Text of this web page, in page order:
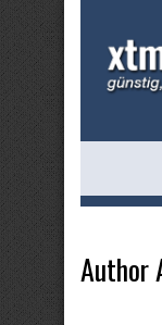
Author